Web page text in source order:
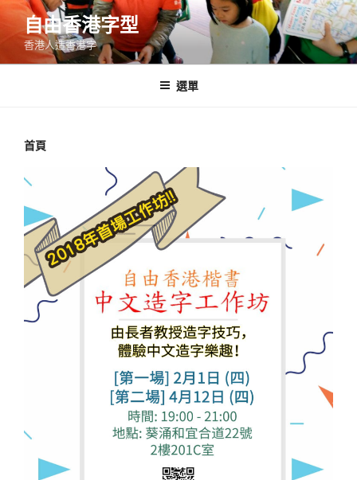
跳
至
內
容
自由香港字型
香港人造香港字
選單
首頁